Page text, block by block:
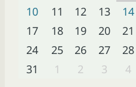
10
11 12 13 14
17
18 19 20 21
24
25 26 27 28
31
1 2 3 4